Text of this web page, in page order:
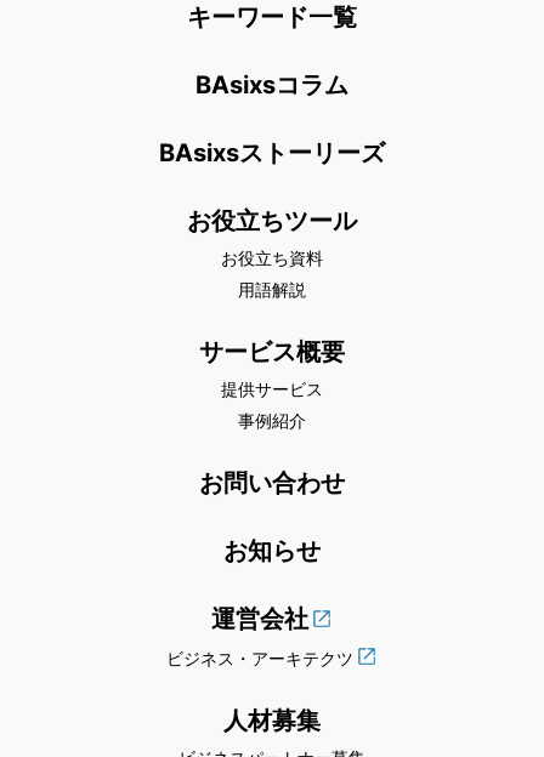
キーワード一覧
BAsixsコラム
BAsixsストーリーズ
お役立ちツール
お役立ち資料
用語解説
サービス概要
提供サービス
事例紹介
お問い合わせ
お知らせ
運営会社
ビジネス・アーキテクツ
人材募集